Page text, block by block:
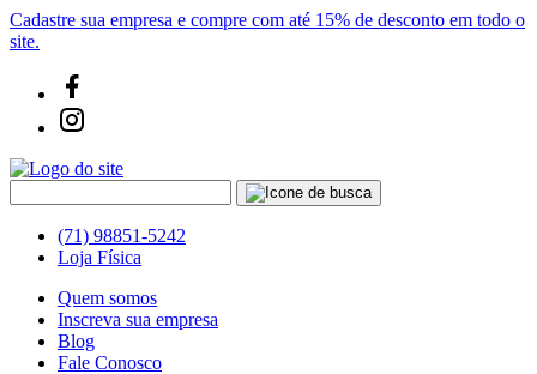
Cadastre sua empresa e compre com até 15% de desconto em todo o
site.
(71) 98851-5242
Loja Física
Quem somos
Inscreva sua empresa
Blog
Fale Conosco